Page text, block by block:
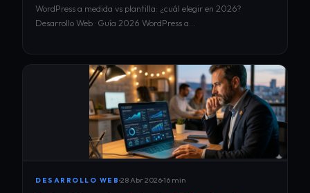
WordPress a medida vs plantilla: ¿cuál elegir en 2026?
Desarrollo Web · Guía 2026 WordPress a…
DESARROLLO WEB 28 Abr 202616 min